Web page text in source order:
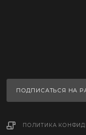
ПОДПИСАТЬСЯ НА
ПОЛИТИКА